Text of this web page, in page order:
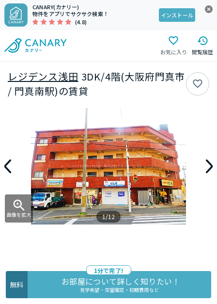
CANARY(カナリー)
物件をアプリでサクサク検索！
(4.8)
インストール
お気に入り 閲覧履歴
レジデンス浅田 3DK/4階(大阪府門真市
/ 門真南駅)の賃貸
画像を拡大 1/12
1分で完了!
無料 お部屋について詳しく知りたい !
見学希望・空室確認・初期費用など